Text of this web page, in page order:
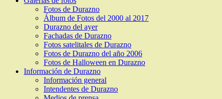
Fotos de Durazno
Álbum de Fotos del 2000 al 2017
Durazno del ayer
Fachadas de Durazno
Fotos satelitales de Durazno
Fotos de Durazno del año 2006
Fotos de Halloween en Durazno
Información de Durazno
Información general
Intendentes de Durazno